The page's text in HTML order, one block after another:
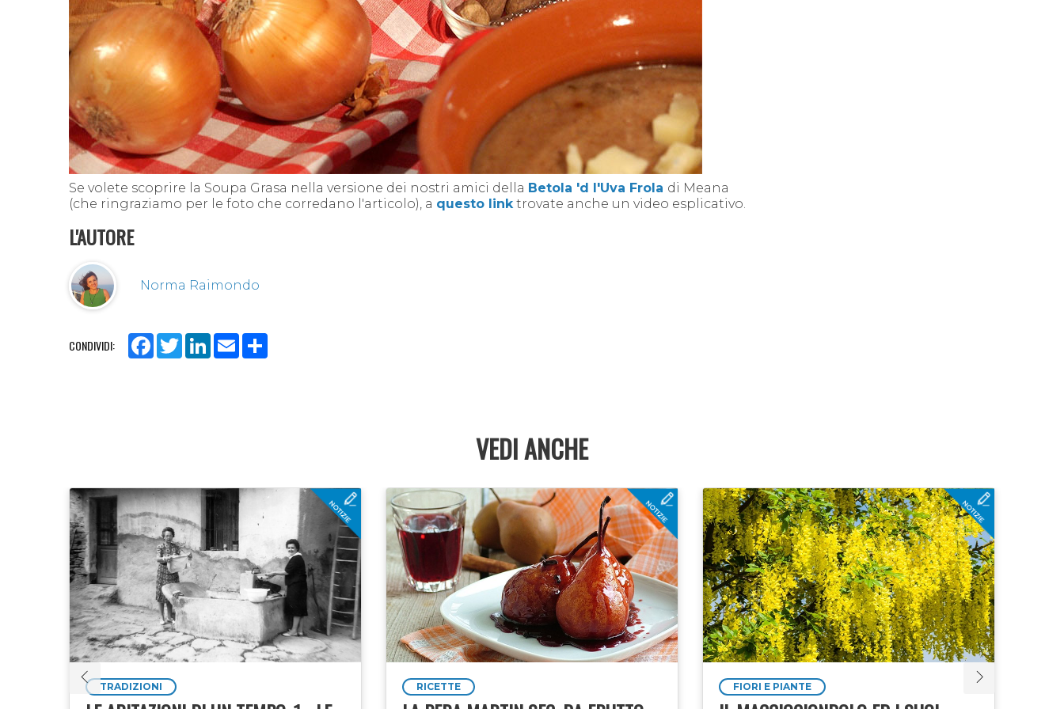
Se volete scoprire la Soupa Grasa nella versione dei nostri amici della Betola 'd l'Uva Frola di Meana
(che ringraziamo per le foto che corredano l'articolo), a questo linktrovate anche un video esplicativo.
L'AUTORE
Norma Raimondo
CONDIVIDI: Facebook
TwitterLinkedIn
Email
VEDI ANCHE
TRADIZIONI RICETTE FIORI E PIANTE